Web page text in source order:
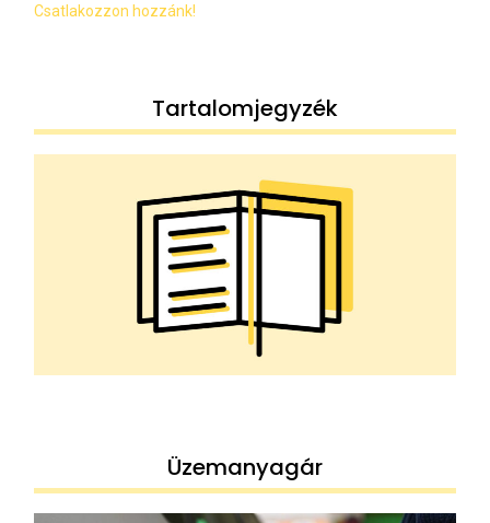
Csatlakozzon hozzánk!
Tartalomjegyzék
Üzemanyagár